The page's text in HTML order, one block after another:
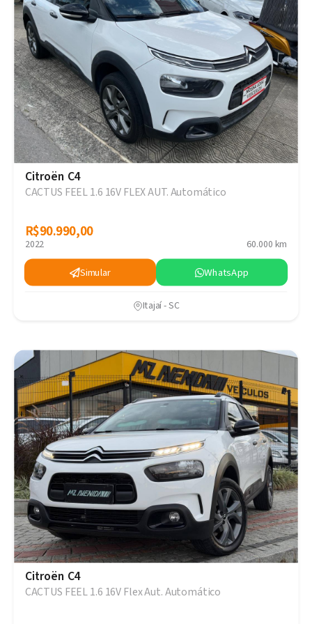
Citroën C4
CACTUS FEEL 1.6 16V FLEX AUT. Automático
R$90.990,00
R$90.990,00
2022 60.000 km
Simular WhatsApp
Itajaí - SC
Citroën C4
CACTUS FEEL 1.6 16V Flex Aut. Automático